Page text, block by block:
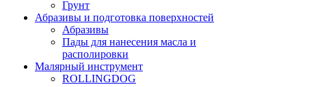
Грунт
Абразивы и подготовка поверхностей
Абразивы
Пады для нанесения масла и
располировки
Малярный инструмент
ROLLINGDOG